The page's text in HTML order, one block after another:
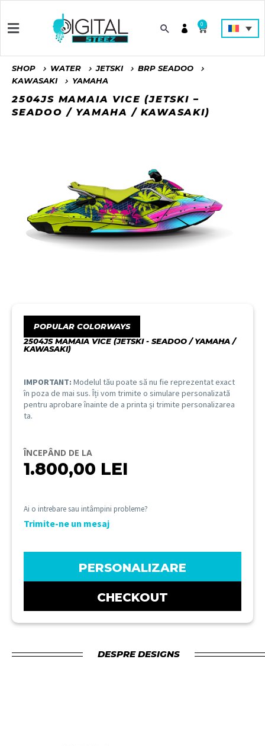
0
SHOP WATER JETSKI
BRP SEADOO
KAWASAKI
YAMAHA
2504JS MAMAIA VICE (JETSKI –
SEADOO / YAMAHA / KAWASAKI)
POPULAR COLORWAYS
2504JS MAMAIA VICE (JETSKI - SEADOO / YAMAHA /
KAWASAKI)
IMPORTANT: Modelul tău poate să nu fie reprezentat exact
în poza de mai sus. Îți vom trimite o simulare personalizată
pentru aprobare înainte de a printa și trimite personalizarea
ta.
ÎNCEPÂND DE LA
1.800,00 LEI
Ai o intrebare sau intâmpini probleme?
Trimite-ne un mesaj
PERSONALIZARE
CHECKOUT
DESPRE DESIGNS